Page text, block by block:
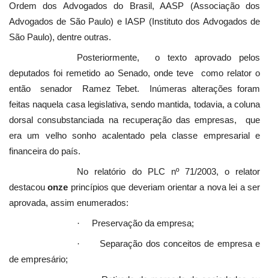
Ordem dos Advogados do Brasil, AASP (Associação dos
Advogados de São Paulo) e IASP (Instituto dos Advogados de
São Paulo), dentre outras.
Posteriormente, o texto aprovado pelos
deputados foi remetido ao Senado, onde teve como relator o
então
senador Ramez Tebet.
Inúmeras alterações foram
feitas naquela casa legislativa, sendo mantida, todavia, a coluna
dorsal consubstanciada na recuperação das empresas, que
era um velho sonho acalentado pela classe empresarial e
financeira do país.
No relatório do PLC nº 71/2003, o relator
destacouonze princípios que deveriam orientar a nova lei a ser
aprovada, assim enumerados:
· Preservação da empresa;
·
Separação dos conceitos de empresa e
de empresário;